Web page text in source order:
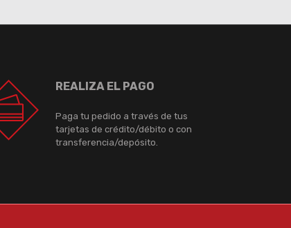
REALIZA EL PAGO
Paga tu pedido a través de tus
tarjetas de crédito/débito o con
transferencia/depósito.